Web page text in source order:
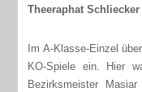
Theeraphat
Im A-Klasse-Einzel
KO-Spiele ein. Hier
Bezirksmeister